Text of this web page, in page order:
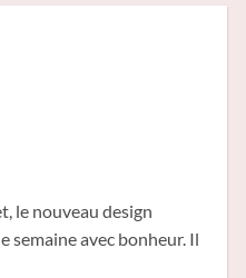
le nouveau design
semaine avec bonheur. Il